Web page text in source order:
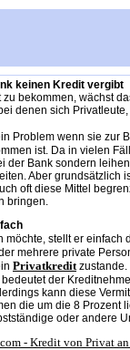
keinen Kredit vergibt
bekommen, wächst
denen sich
Problem wenn sie zur
ist. Da in vielen
der Bank sondern
Aber grundsätzlich
oft diese Mittel
bringen.
möchte, stellt er einfach
mehrere private
Privatkreditzustande.
der
kann diese
die um die 8 Prozent
oder andere